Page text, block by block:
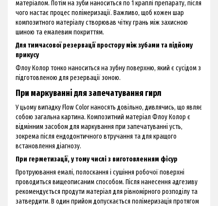
матеріалом. Потім на зуби наноситься по 1 краплі препарату, після
чого настає процес полімеризації. Важливо, щоб кожен шар
композитного матеріалу створював чітку грань між захисною
шиною та емалевим покриттям.
Для тимчасової резервації простору між зубами та підйому
прикусу
Флоу Колор тонко наноситься на зубну поверхню, який є сусідом з
підготовленою для резервації зоною.
При маркуванні для запечатування гирл
У цьому випадку Flow Color наносять довільно, дивлячись, що являє
собою загальна картина. Композитний матеріал Флоу Колор є
відмінним засобом для маркування при запечатуванні усть,
зокрема після ендодонтичного втручання та для кращого
встановлення діагнозу.
При герметизації, у тому числі з виготовленням фісур
Протруювання емалі, полоскання і сушіння робочої поверхні
проводиться вищеописаним способом. Після нанесення адгезиву
рекомендується продути матеріал для рівномірного розподілу та
затвердити. В один прийом допускається полімеризація протягом